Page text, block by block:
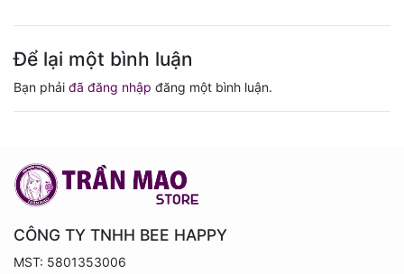
Để lại một bình luận
Bạn phải đã đăng nhập đăng một bình luận.
CÔNG TY TNHH BEE HAPPY
MST: 5801353006